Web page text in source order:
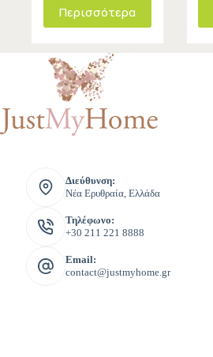
Περισσότερα
Διεύθυνση:
Νέα Ερυθραία, Ελλάδα
Τηλέφωνο:
+30 211 221 8888
Email:
contact@justmyhome.gr